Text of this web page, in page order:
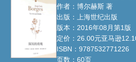
作者：博尔赫斯 著
出版：上海世纪出版
版本：2016年08月第1版
定价：26.00元亚马逊
ISBN：9787532771226
页数：60页